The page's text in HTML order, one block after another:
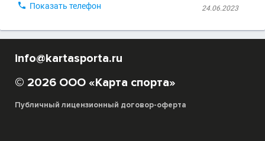
24.06.2023
 Показать телефон
info@kartasporta.ru
© 2026 ООО «Карта спорта»
Публичный лицензионный договор-оферта